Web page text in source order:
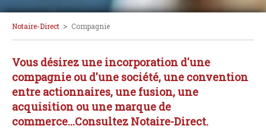
Notaire-Direct > Compagnie
Vous désirez une incorporation d'une
compagnie ou d'une société, une convention
entre actionnaires, une fusion, une
acquisition ou une marque de
commerce...Consultez Notaire-Direct.